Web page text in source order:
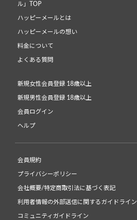
ル」TOP
ハッピーメールとは
ハッピーメールの想い
料金について
よくある質問
新規女性会員登録 18歳以上
新規男性会員登録 18歳以上
会員ログイン
ヘルプ
会員規約
プライバシーポリシー
会社概要/特定商取引法に基づく表記
利用者情報の外部送信に関するガイドライン
コミュニティガイドライン